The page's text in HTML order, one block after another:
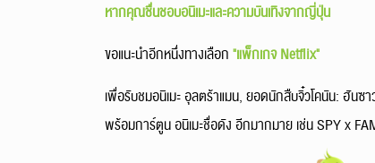
หากคุณชื่นชอบอนิเมะและความบันเทิงจากญี่ปุ่น
ขอแนะนำอีกหนึ่งทางเลือก"แพ็กเกจ Netflix"
เพื่อรับชมอนิเมะ อุลตร้าแมน, ยอดนักสืบจิ๋วโคนัน: ฮันซ
พร้อมการ์ตูน อนิเมะชื่อดัง อีกมากมาย เช่น SPY x